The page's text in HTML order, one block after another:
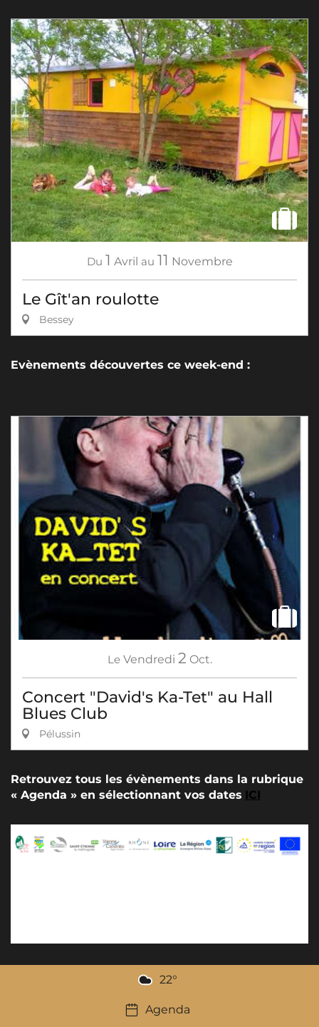
Du 1 Avril au 11 Novembre
Le Gît'an roulotte
Bessey
Evènements découvertes ce week-end :
Le Vendredi 2 Oct.
Concert "David's Ka-Tet" au Hall
Blues Club
Pélussin
Retrouvez tous les évènements dans la rubrique
« Agenda » en sélectionnant vos dates ICI
22°
Agenda